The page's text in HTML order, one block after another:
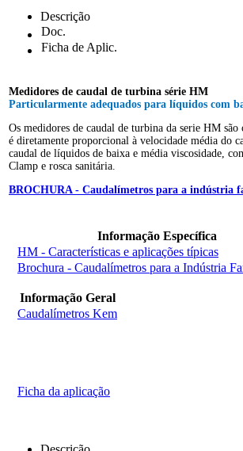
Descrição
Doc.
Ficha de Aplic.
Medidores de caudal de turbina série HM
Particularmente adequados para líquidos com
Os medidores de caudal de turbina da serie HM
é diretamente proporcional à velocidade média do
caudal de líquidos de baixa e média viscosidade,
Clamp e rosca sanitária.
BROCHURA - Caudalímetros para a indústria
Informação Específica
HM - Características e aplicações típicas
Brochura - Caudalímetros para a Indústria
Informação Geral
Caudalímetros Kem
Ficha da aplicação